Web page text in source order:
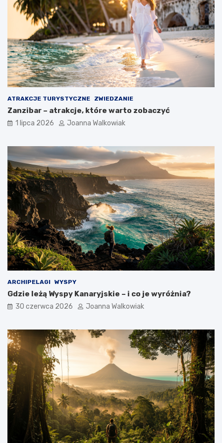
ATRAKCJE TURYSTYCZNE ZWIEDZANIE
Zanzibar – atrakcje, które warto zobaczyć
1 lipca 2026 Joanna Walkowiak
ARCHIPELAGI WYSPY
Gdzie leżą Wyspy Kanaryjskie – i co je wyróżnia?
30 czerwca 2026 Joanna Walkowiak